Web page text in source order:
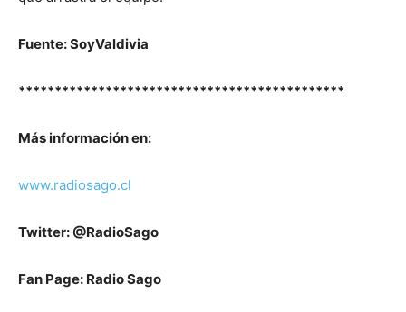
Fuente: SoyValdivia
*********************************************
Más información en:
www.radiosago.cl
Twitter: @RadioSago
Fan Page: Radio Sago